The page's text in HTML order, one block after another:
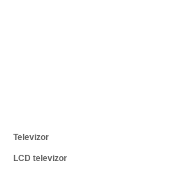
Televizor
LCD televizor